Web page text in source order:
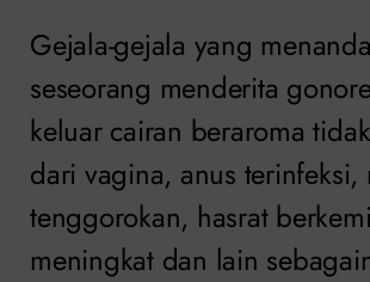
Gejala-gejala yang
seseorang menderita
keluar cairan beraroma
dari vagina, anus terinfeksi,
tenggorokan, hasrat
meningkat dan lain